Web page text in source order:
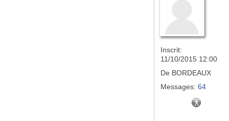
Inscrit:
11/10/2015 12:00
De BORDEAUX
Messages: 64